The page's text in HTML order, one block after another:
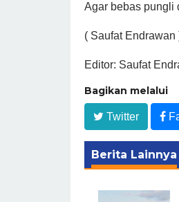
Agar bebas pungli
( Saufat Endrawan
Editor: Saufat
Bagikan melalui
Twitter
Berita Lainnya